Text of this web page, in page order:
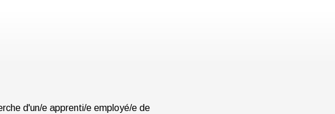
d'un/e apprenti/e employé/e de